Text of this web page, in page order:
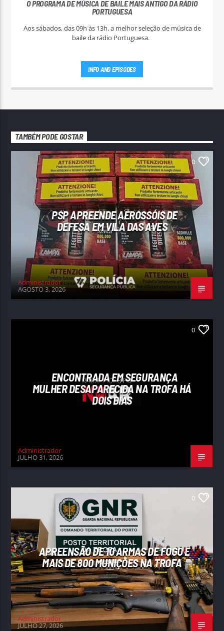
O PROGRAMA DE MÚSICA DE BAILE MAIS ANTIGO DA RÁDIO
PORTUGUESA
Aos sábados, das 09h às 13h, a melhor seleção de música de
INFO AND EPISODES
TAMBÉM PODE GOSTAR
0
PSP APREENDE AEROSSÓIS DE
DEFESA EM VILA DAS AVES
Administrador
AGOSTO 3, 2026
0
ENCONTRADA EM SEGURANÇA
MULHER DESAPARECIDA NA TROFA HÁ
DOIS DIAS
Administrador
JULHO 31, 2026
0
APREENSÃO DE 10 ARMAS DE FOGO E
MAIS DE 800 MUNIÇÕES NA TROFA
Administrador
JULHO 27, 2026